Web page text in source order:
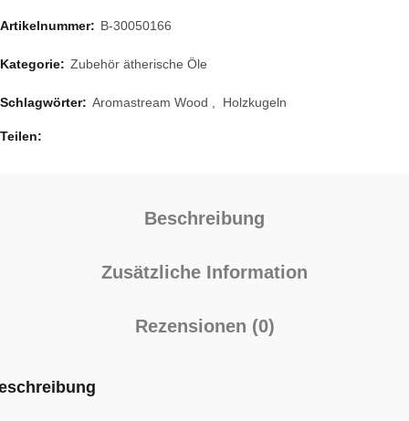
Artikelnummer: B-30050166
Kategorie: Zubehör ätherische Öle
Schlagwörter: Aromastream Wood Holzkugeln
Teilen
Beschreibung
Zusätzliche Information
Rezensionen (0)